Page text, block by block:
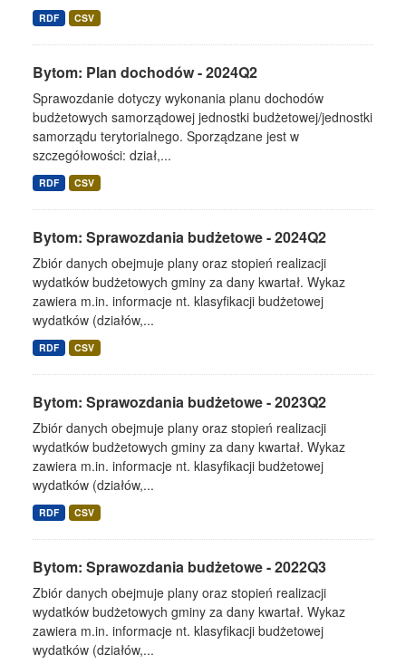
RDF CSV
Bytom: Plan dochodów - 2024Q2
Sprawozdanie dotyczy wykonania planu dochodów
budżetowych samorządowej jednostki budżetowej/jednostki
samorządu terytorialnego. Sporządzane jest w
szczegółowości: dział,...
RDF CSV
Bytom: Sprawozdania budżetowe - 2024Q2
Zbiór danych obejmuje plany oraz stopień realizacji
wydatków budżetowych gminy za dany kwartał. Wykaz
zawiera m.in. informacje nt. klasyfikacji budżetowej
wydatków (działów,...
RDF CSV
Bytom: Sprawozdania budżetowe - 2023Q2
Zbiór danych obejmuje plany oraz stopień realizacji
wydatków budżetowych gminy za dany kwartał. Wykaz
zawiera m.in. informacje nt. klasyfikacji budżetowej
wydatków (działów,...
RDF CSV
Bytom: Sprawozdania budżetowe - 2022Q3
Zbiór danych obejmuje plany oraz stopień realizacji
wydatków budżetowych gminy za dany kwartał. Wykaz
zawiera m.in. informacje nt. klasyfikacji budżetowej
wydatków (działów,...